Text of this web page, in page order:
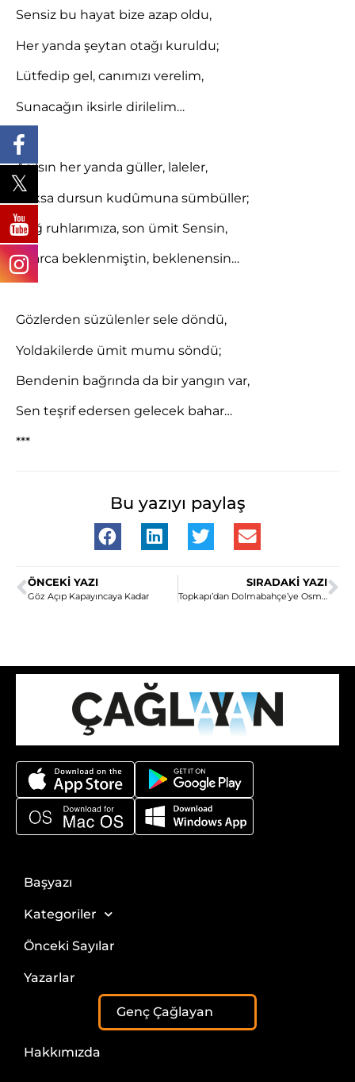
Sensiz bu hayat bize azap oldu,
Her yanda şeytan otağı kuruldu;
Lütfedip gel, canımızı verelim,
Sunacağın iksirle dirilelim…
Açılsın her yanda güller, laleler,
Raksa dursun kudûmuna sümbüller;
Doğ ruhlarımıza, son ümit Sensin,
Yıllarca beklenmiştin, beklenensin…
Gözlerden süzülenler sele döndü,
Yoldakilerde ümit mumu söndü;
Bendenin bağrında da bir yangın var,
Sen teşrif edersen gelecek bahar…
***
Bu yazıyı paylaş
ÖNCEKI YAZI
Göz Açıp Kapayıncaya Kadar
SIRADAKI YAZI
Topkapı’dan Dolmabahçe’ye Osmanlı
Başyazı
Kategoriler
Önceki Sayılar
Yazarlar
Genç Çağlayan
Hakkımızda